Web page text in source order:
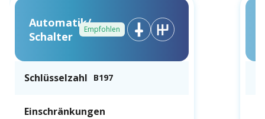
Automatik/
Schalter
Empfohlen
Schlüsselzahl B197
Einschränkungen